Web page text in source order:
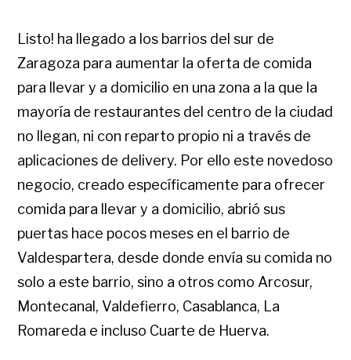
Listo! ha llegado a los barrios del sur de
Zaragoza para aumentar la oferta de comida
para llevar y a domicilio en una zona a la que la
mayoría de restaurantes del centro de la ciudad
no llegan, ni con reparto propio ni a través de
aplicaciones de delivery. Por ello este novedoso
negocio, creado específicamente para ofrecer
comida para llevar y a domicilio, abrió sus
puertas hace pocos meses en el barrio de
Valdespartera, desde donde envía su comida no
solo a este barrio, sino a otros como Arcosur,
Montecanal, Valdefierro, Casablanca, La
Romareda e incluso Cuarte de Huerva.